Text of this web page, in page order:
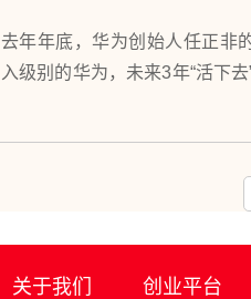
去年年底，华为创始人任正非
入级别的华为，未来3年“活下
关于我们 创业平台